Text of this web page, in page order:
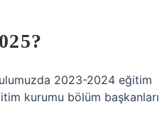
2023-2024 eğitim
kurumu bölüm başkanları